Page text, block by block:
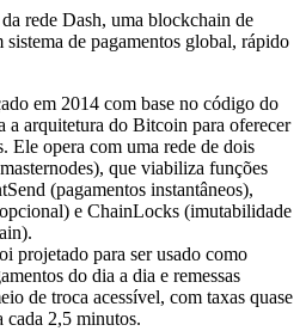
rede Dash, uma blockchain de
de pagamentos global, rápido
em 2014 com base no código do
arquitetura do Bitcoin para oferecer
Ele opera com uma rede de dois
que viabiliza funções
(pagamentos instantâneos),
e ChainLocks (imutabilidade
projetado para ser usado como
do dia a dia e remessas
de troca acessível, com taxas quase
cada 2,5 minutos.